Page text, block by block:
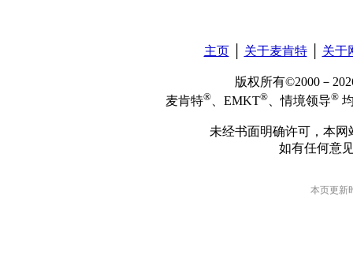
主页│ 关于麦肯特│ 关于
版权所有©2000－
麦肯特® 、EMKT® 、情境领导®
未经书面明确许可，本
如有任何意
本页更新